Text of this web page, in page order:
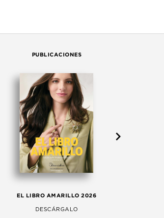
PUBLICACIONES
EL LIBRO AMARILLO 2026
DESCÁRGALO